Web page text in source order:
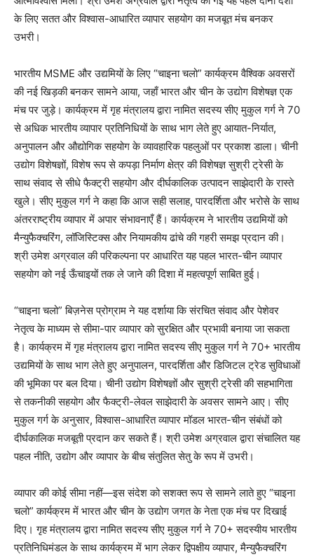
के लिए सतत और विश्वास-आधारित व्यापार सहयोग का मजबूत मंच बनकर
उभरी।
भारतीय MSME और उद्यमियों के लिए “चाइना चलो” कार्यक्रम वैश्विक अवसरों
की नई खिड़की बनकर सामने आया, जहाँ भारत और चीन के उद्योग विशेषज्ञ एक
मंच पर जुड़े। कार्यक्रम में गृह मंत्रालय द्वारा नामित सदस्य सीए मुकुल गर्ग ने 70
से अधिक भारतीय व्यापार प्रतिनिधियों के साथ भाग लेते हुए आयात-निर्यात,
अनुपालन और औद्योगिक सहयोग के व्यावहारिक पहलुओं पर प्रकाश डाला। चीनी
उद्योग विशेषज्ञों, विशेष रूप से कपड़ा निर्माण क्षेत्र की विशेषज्ञ सुश्री ट्रेसी के
साथ संवाद से सीधे फैक्ट्री सहयोग और दीर्घकालिक उत्पादन साझेदारी के रास्ते
खुले। सीए मुकुल गर्ग ने कहा कि आज सही सलाह, पारदर्शिता और भरोसे के साथ
अंतरराष्ट्रीय व्यापार में अपार संभावनाएँ हैं। कार्यक्रम ने भारतीय उद्यमियों को
मैन्युफैक्चरिंग, लॉजिस्टिक्स और नियामकीय ढांचे की गहरी समझ प्रदान की।
श्री उमेश अग्रवाल की परिकल्पना पर आधारित यह पहल भारत-चीन व्यापार
सहयोग को नई ऊँचाइयों तक ले जाने की दिशा में महत्वपूर्ण साबित हुई।
“चाइना चलो” बिज़नेस प्रोग्राम ने यह दर्शाया कि संरचित संवाद और पेशेवर
नेतृत्व के माध्यम से सीमा-पार व्यापार को सुरक्षित और प्रभावी बनाया जा सकता
है। कार्यक्रम में गृह मंत्रालय द्वारा नामित सदस्य सीए मुकुल गर्ग ने 70+ भारतीय
उद्यमियों के साथ भाग लेते हुए अनुपालन, पारदर्शिता और डिजिटल ट्रेड सुविधाओं
की भूमिका पर बल दिया। चीनी उद्योग विशेषज्ञों और सुश्री ट्रेसी की सहभागिता
से तकनीकी सहयोग और फैक्ट्री-लेवल साझेदारी के अवसर सामने आए। सीए
मुकुल गर्ग के अनुसार, विश्वास-आधारित व्यापार मॉडल भारत-चीन संबंधों को
दीर्घकालिक मजबूती प्रदान कर सकते हैं। श्री उमेश अग्रवाल द्वारा संचालित यह
पहल नीति, उद्योग और व्यापार के बीच संतुलित सेतु के रूप में उभरी।
व्यापार की कोई सीमा नहीं—इस संदेश को सशक्त रूप से सामने लाते हुए “चाइना
चलो” कार्यक्रम में भारत और चीन के उद्योग जगत के नेता एक मंच पर दिखाई
दिए। गृह मंत्रालय द्वारा नामित सदस्य सीए मुकुल गर्ग ने 70+ सदस्यीय भारतीय
प्रतिनिधिमंडल के साथ कार्यक्रम में भाग लेकर द्विपक्षीय व्यापार, मैन्युफैक्चरिंग